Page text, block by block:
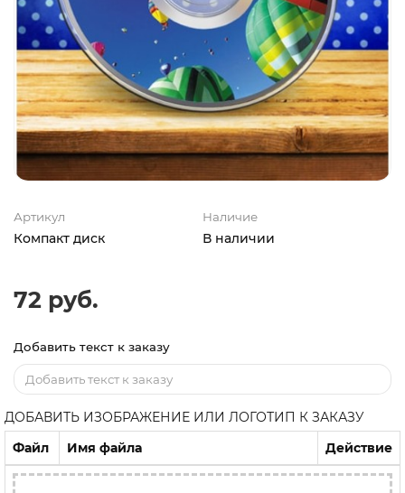
Артикул
Компакт диск
Наличие
В наличии
72 руб.
Добавить текст к заказу
ДОБАВИТЬ ИЗОБРАЖЕНИЕ ИЛИ ЛОГОТИП К ЗАКАЗУ
Файл
Имя файла Действие